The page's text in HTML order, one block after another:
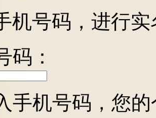
机号码，进行
码：
手机号码，您